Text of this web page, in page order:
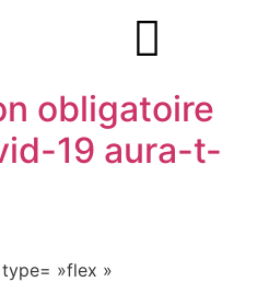
obligatoire
19 aura-t-
»flex »